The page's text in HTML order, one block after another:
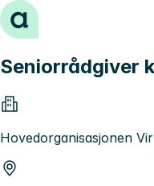
Hopp til innhold
Seniorrådgiver
Hovedorganisasjonen